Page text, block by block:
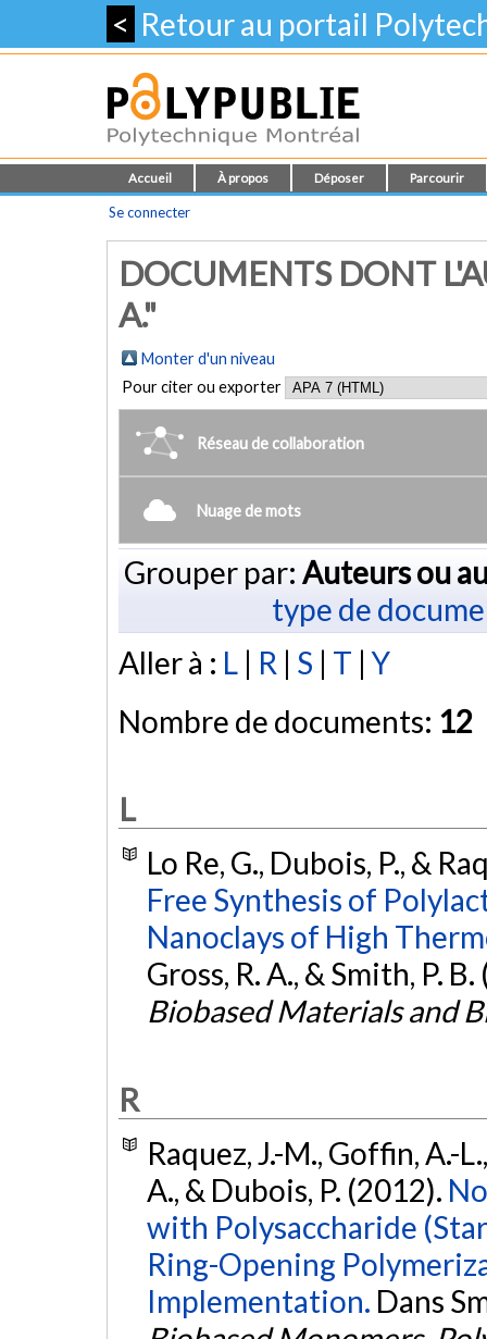
< Retour au portail
Accueil À propos Déposer Parcourir
Se connecter
DOCUMENTS DONT
A."
Monter d'un niveau
Pour citer ou exporter
Réseau de collaboration
Nuage de mots
Grouper par: Auteurs ou
type de
Aller à : L | R | S | T |Y
Nombre de documents: 12
L
Lo Re, G., Dubois, P., &
Free Synthesis of
Nanoclays of High
Gross, R. A., & Smith, P.
Biobased Materials and
R
Raquez, J.-M., Goffin, A.-
A., & Dubois, P. (2012).
with Polysaccharide
Ring-Opening
Implementation. Dans